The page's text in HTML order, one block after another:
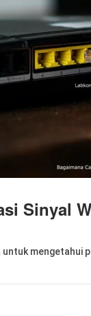
Sinyal
mengetahui